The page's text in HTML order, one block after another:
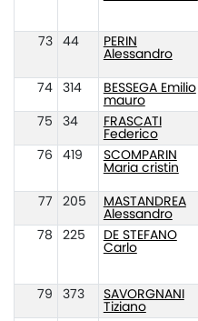
73
44
PERIN
Alessandro
74
314
BESSEGA Emilio
mauro
75
34
FRASCATI
Federico
76
419
SCOMPARIN
Maria cristin
77
205
MASTANDREA
Alessandro
78
225
DE STEFANO
Carlo
79
373
SAVORGNANI
Tiziano